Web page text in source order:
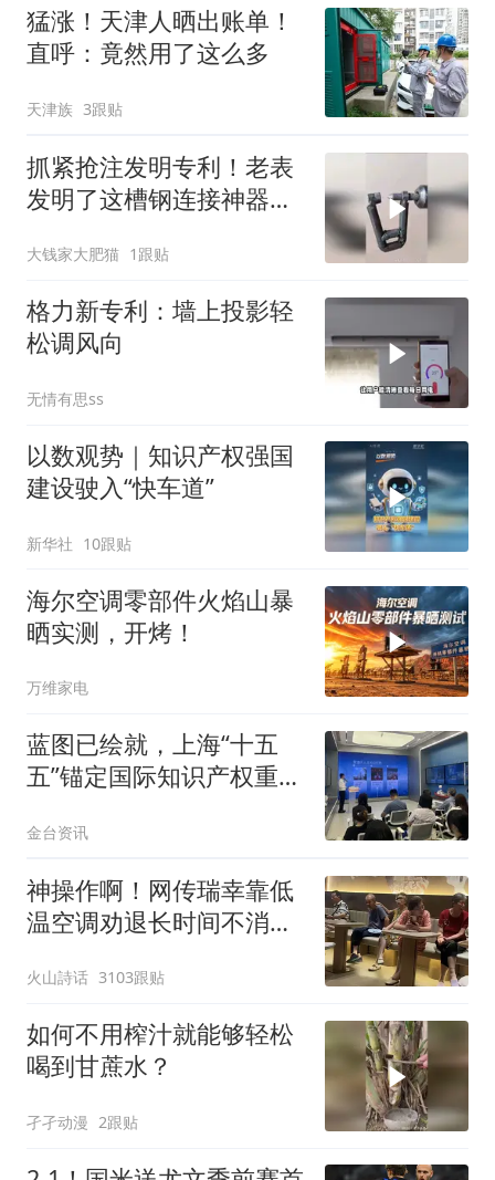
猛涨！天津人晒出账单！
直呼：竟然用了这么多
天津族 3跟贴
抓紧抢注发明专利！老表
发明了这槽钢连接神器，
大钱家大肥猫 1跟贴
格力新专利：墙上投影轻
松调风向
无情有思ss
以数观势｜知识产权强国
建设驶入“快车道”
新华社 10跟贴
海尔空调零部件火焰山暴
晒实测，开烤！
万维家电
蓝图已绘就，上海“十五
五”锚定国际知识产权重要
金台资讯
神操作啊！网传瑞幸靠低
温空调劝退长时间不消
评论区炸锅
火山詩话 3103跟贴
如何不用榨汁就能够轻松
喝到甘蔗水？
孑孑动漫 2跟贴